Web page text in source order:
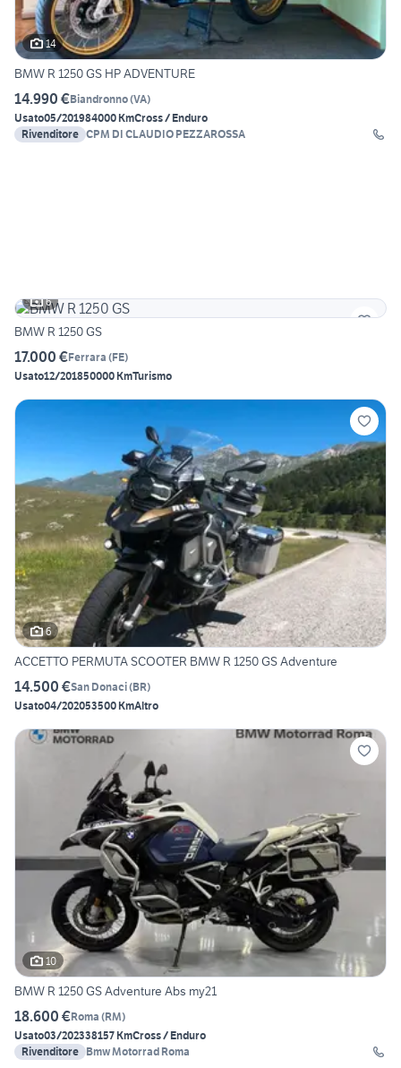
14
BMW R 1250 GS HP ADVENTURE
14.990 €Biandronno(VA)
Usato05/201984000 KmCross / Enduro
Rivenditore CPM DI CLAUDIO PEZZAROSSA
6
BMW R 1250 GS
17.000 €Ferrara (FE)
Usato12/201850000 KmTurismo
6
ACCETTO PERMUTA SCOOTER BMW R 1250 GS Adventure
14.500 €San Donaci(BR)
Usato04/202053500 KmAltro
10
BMW R 1250 GS Adventure Abs my21
18.600 €Roma (RM)
Usato03/202338157 KmCross / Enduro
Rivenditore Bmw Motorrad Roma